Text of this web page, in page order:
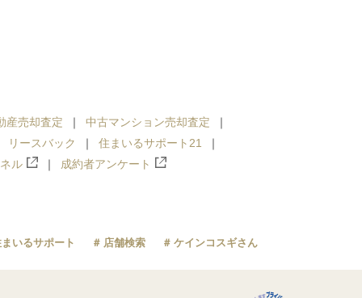
産売却査定
中古マンション売却査定
リースバック
住まいるサポート21
ル 成約者アンケート
いるサポート 店舗検索 ケインコスギさん